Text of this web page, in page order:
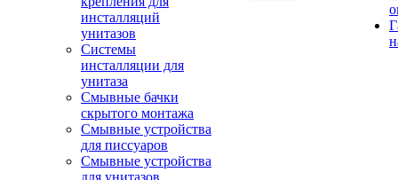
инсталляций
унитазов
Системы
инсталляции для
унитаза
Смывные бачки
скрытого монтажа
Смывные устройства
для писсуаров
Смывные устройства
для унитазов